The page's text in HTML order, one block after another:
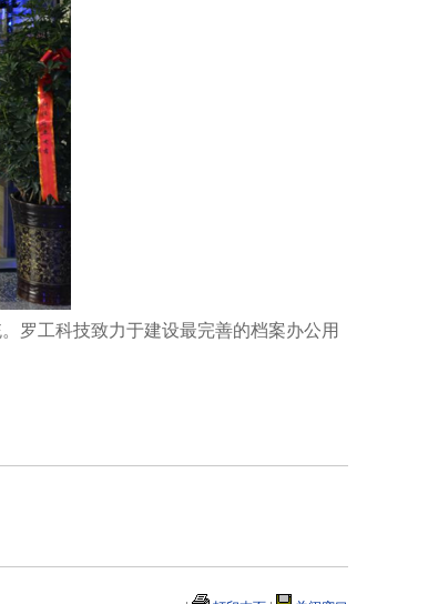
罗工科技致力于建设最完善的档案办公用